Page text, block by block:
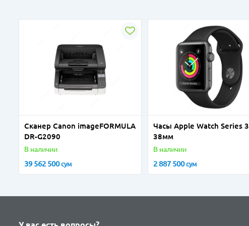
Сканер Canon imageFORMULA
DR-G2090
В наличии
39 562 500сум
Часы Apple Watch Series 3
38мм
В наличии
2 887 500сум